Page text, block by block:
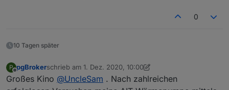
0
10 Tagen später
P
Offline
pgBrokerschrieb am 1. Dez. 2020, 10:00
zuletzt editiert von pgBroker12. Jan. 2020, 11:04
Großes Kino @UncleSam . Nach zahlreichen